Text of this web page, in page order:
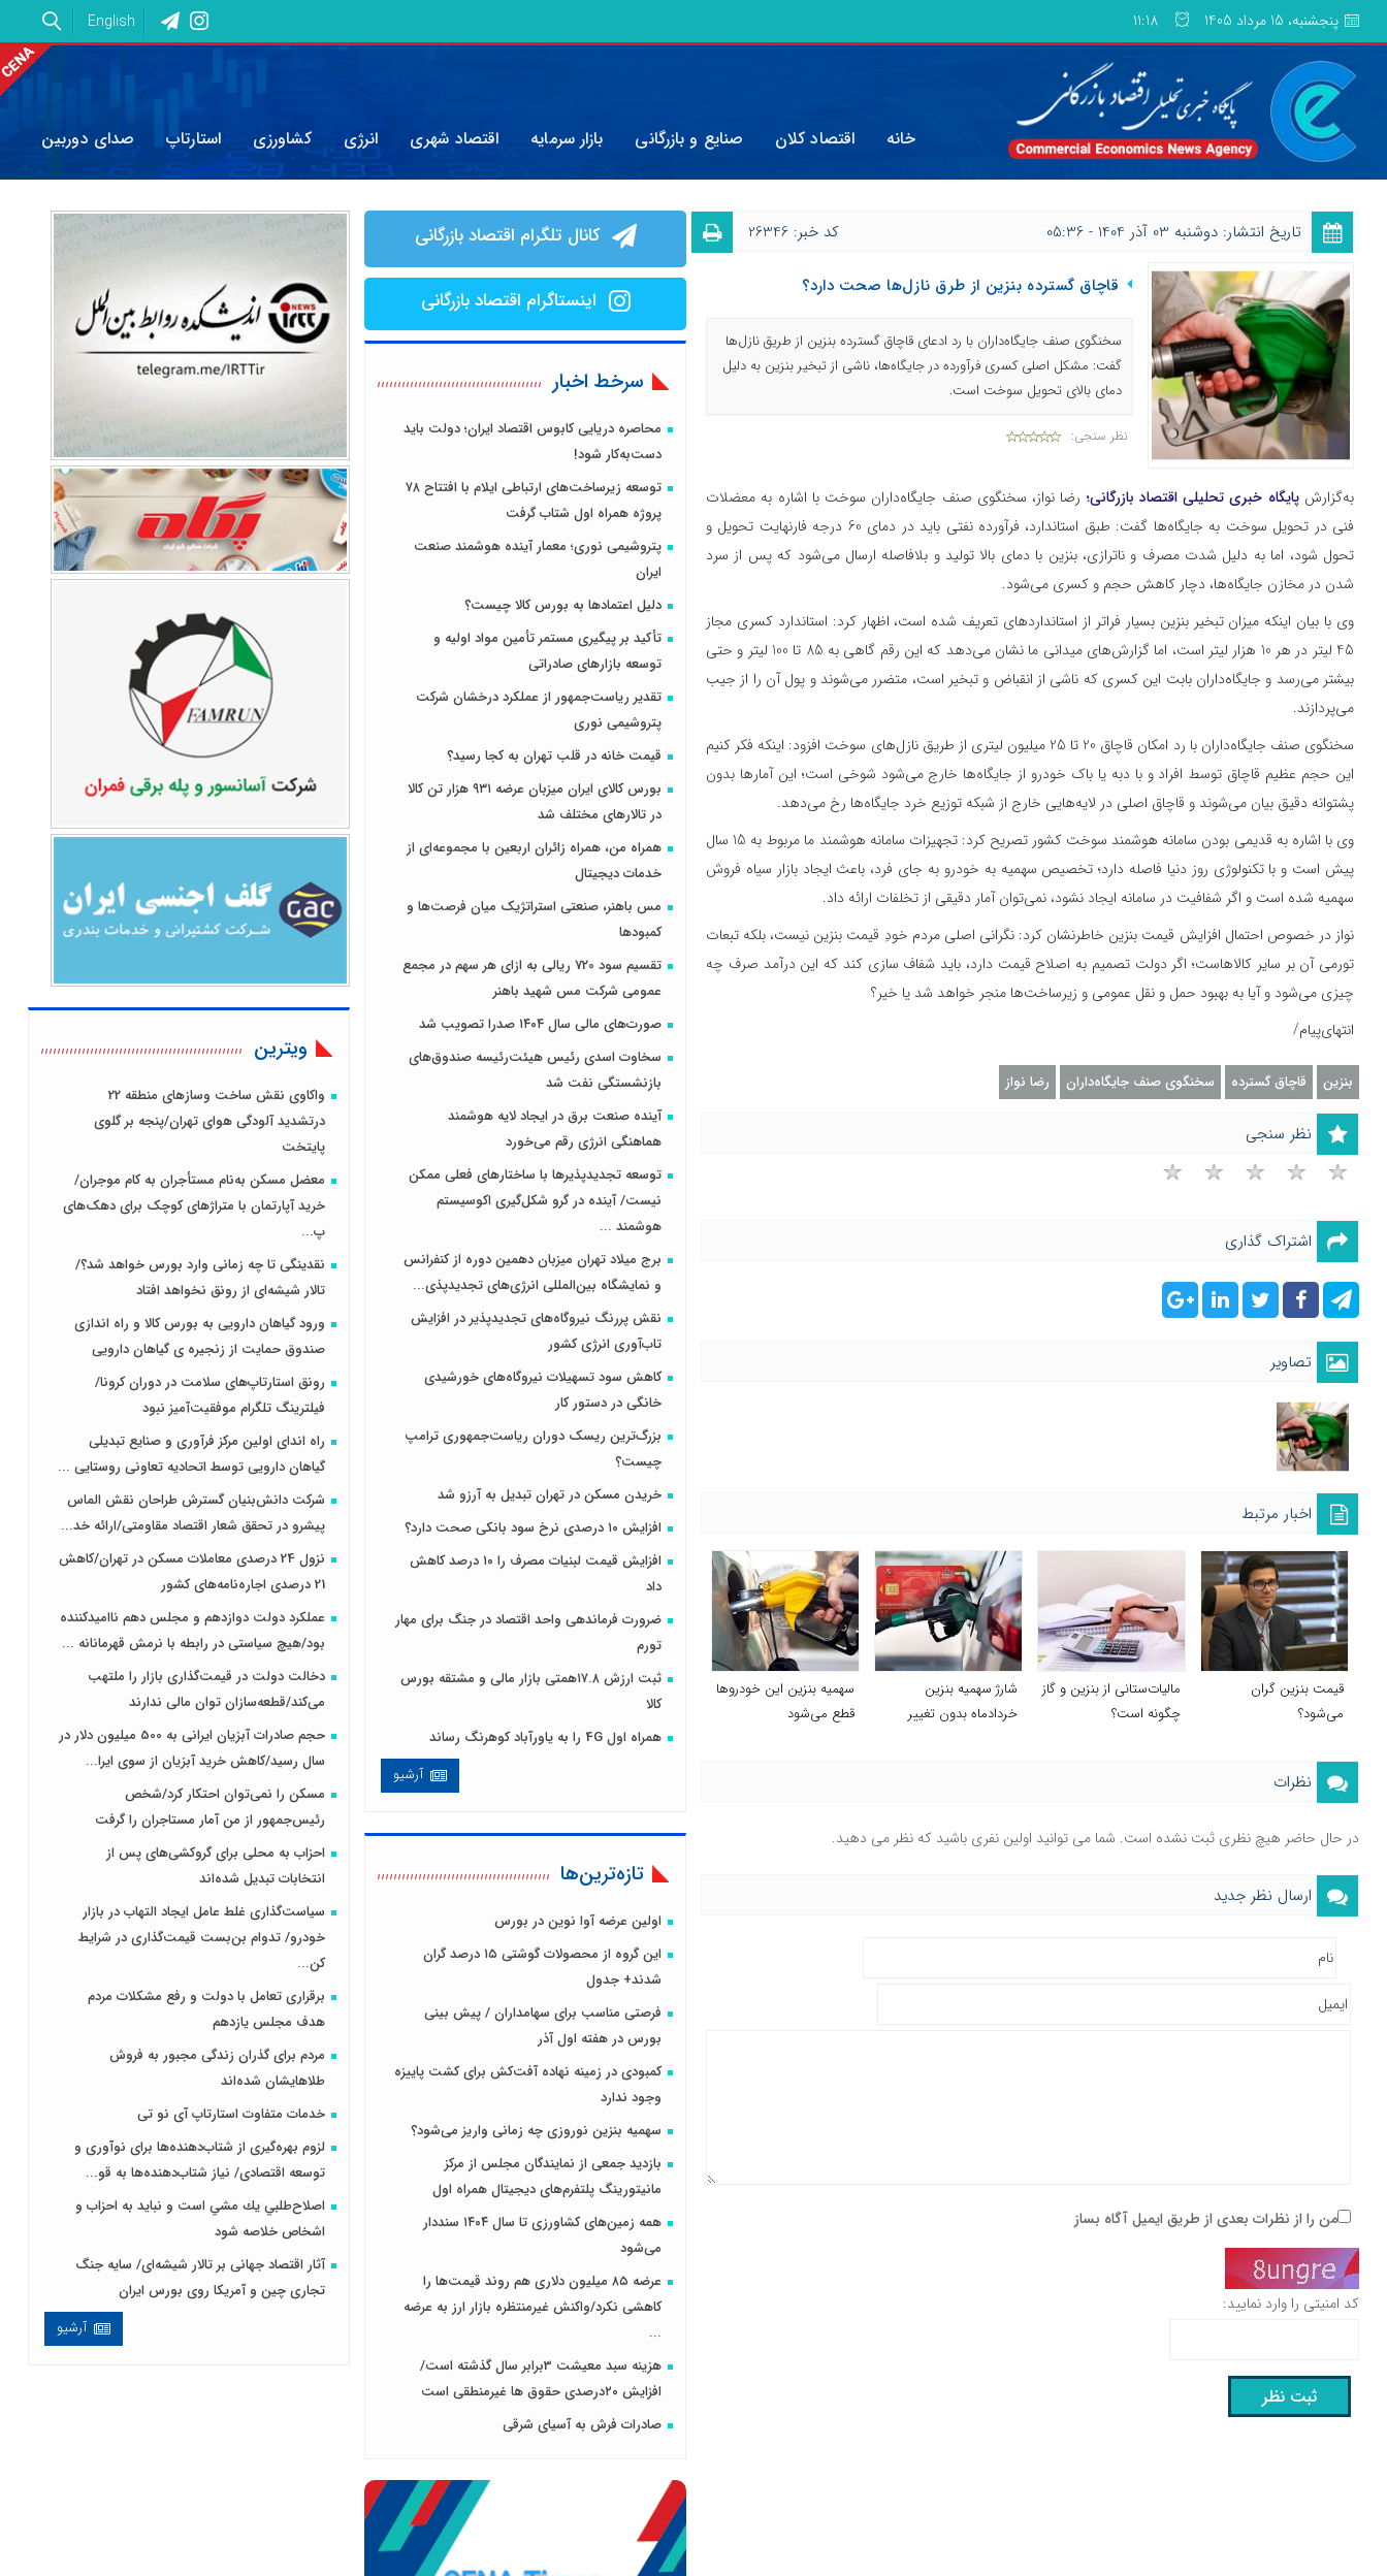
پنجشنبه، 15 مرداد 1405 11:18
English
خانه اقتصاد کلان صنایع و بازرگانی بازار سرمایه اقتصاد شهری انرژی کشاورزی استارتاپ صدای دوربین
تاریخ انتشار: دوشنبه 03 آذر 1404 - 05:36 کد خبر: 26346
قاچاق گسترده بنزین از طرق نازل‌ها صحت دارد؟
سخنگوی صنف جایگاه‌داران با رد ادعای قاچاق گسترده بنزین از طریق نازل‌ها
گفت: مشکل اصلی کسری فرآورده در جایگاه‌ها، ناشی از تبخیر بنزین به دلیل
دمای بالای تحویل سوخت است.
نظر سنجی:
به‌گزارش پایگاه خبری تحلیلی اقتصاد بازرگانی؛ رضا نواز، سخنگوی صنف جایگاه‌داران سوخت با اشاره به معضلات
فنی در تحویل سوخت به جایگاه‌ها گفت: طبق استاندارد، فرآورده نفتی باید در دمای 60 درجه فارنهایت تحویل و
تحول شود، اما به دلیل شدت مصرف و ناترازی، بنزین با دمای بالا تولید و بلافاصله ارسال می‌شود که پس از سرد
شدن در مخازن جایگاه‌ها، دچار کاهش حجم و کسری می‌شود.
وی با بیان اینکه میزان تبخیر بنزین بسیار فراتر از استانداردهای تعریف شده است، اظهار کرد: استاندارد کسری مجاز
45 لیتر در هر 10 هزار لیتر است، اما گزارش‌های میدانی ما نشان می‌دهد که این رقم گاهی به 85 تا 100 لیتر و حتی
بیشتر می‌رسد و جایگاه‌داران بابت این کسری که ناشی از انقباض و تبخیر است، متضرر می‌شوند و پول آن را از جیب
می‌پردازند.
سخنگوی صنف جایگاه‌داران با رد امکان قاچاق 20 تا 25 میلیون لیتری از طریق نازل‌های سوخت افزود: اینکه فکر کنیم
این حجم عظیم قاچاق توسط افراد و با دبه یا باک خودرو از جایگاه‌ها خارج می‌شود شوخی است؛ این آمارها بدون
پشتوانه دقیق بیان می‌شوند و قاچاق اصلی در لایه‌هایی خارج از شبکه توزیع خرد جایگاه‌ها رخ می‌دهد.
وی با اشاره به قدیمی بودن سامانه هوشمند سوخت کشور تصریح کرد: تجهیزات سامانه هوشمند ما مربوط به 15 سال
پیش است و با تکنولوژی روز دنیا فاصله دارد؛ تخصیص سهمیه به خودرو به جای فرد، باعث ایجاد بازار سیاه فروش
سهمیه شده است و اگر شفافیت در سامانه ایجاد نشود، نمی‌توان آمار دقیقی از تخلفات ارائه داد.
نواز در خصوص احتمال افزایش قیمت بنزین خاطرنشان کرد: نگرانی اصلی مردم خودِ قیمت بنزین نیست، بلکه تبعات
تورمی آن بر سایر کالاهاست؛ اگر دولت تصمیم به اصلاح قیمت دارد، باید شفاف سازی کند که این درآمد صرف چه
چیزی می‌شود و آیا به بهبود حمل و نقل عمومی و زیرساخت‌ها منجر خواهد شد یا خیر؟
انتهای‌پیام/
بنزین قاچاق گسترده سخنگوی صنف جایگاه‌داران رضا نواز
نظر سنجی
اشتراک گذاری
تصاویر
اخبار مرتبط
قیمت بنزین گران
می‌شود؟
مالیات‌ستانی از بنزین و گاز
چگونه است؟
شارژ سهمیه بنزین
خردادماه بدون تغییر
سهمیه بنزین این خودرو‌ها
قطع می‌شود
نظرات
در حال حاضر هیچ نظری ثبت نشده است. شما می توانید اولین نفری باشید که نظر می دهید.
ارسال نظر جدید
من را از نظرات بعدی از طریق ایمیل آگاه بساز
کد امنیتی را وارد نمایید:
کانال تلگرام اقتصاد بازرگانی
اینستاگرام اقتصاد بازرگانی
سرخط اخبار
محاصره دریایی کابوس اقتصاد ایران؛ دولت باید
دست‌به‌کار شود!
توسعه زیرساخت‌های ارتباطی ایلام با افتتاح ۷۸
پروژه همراه اول شتاب گرفت
پتروشیمی نوری؛ معمار آینده هوشمند صنعت
ایران
دلیل اعتمادها به بورس کالا چیست؟
تأکید بر پیگیری مستمر تأمین مواد اولیه و
توسعه بازارهای صادراتی
تقدیر ریاست‌جمهور از عملکرد درخشان شرکت
پتروشیمی نوری
قیمت خانه در قلب تهران به کجا رسید؟
بورس کالای ایران میزبان عرضه ۹۳۱ هزار تن کالا
در تالارهای مختلف شد
همراه من، همراه زائران اربعین با مجموعه‌ای از
خدمات دیجیتال
مس باهنر، صنعتی استراتژیک میان فرصت‌ها و
کمبودها
تقسیم سود 720 ریالی به ازای هر سهم در مجمع
عمومی شرکت مس شهید باهنر
صورت‌های مالی سال ۱۴۰۴ صدرا تصویب شد
سخاوت اسدی رئیس هیئت‌رئیسه صندوق‌های
بازنشستگی نفت شد
آینده صنعت برق در ایجاد لایه هوشمند
هماهنگی انرژی رقم می‌خورد
توسعه تجدیدپذیرها با ساختارهای فعلی ممکن
نیست/ آینده در گرو شکل‌گیری اکوسیستم
هوشمند ...
برج میلاد تهران میزبان دهمین دوره از کنفرانس
و نمایشگاه بین‌المللی انرژی‌های تجدیدپذی...
نقش پررنگ نیروگاه‌های تجدیدپذیر در افزایش
تاب‌آوری انرژی کشور
کاهش سود تسهیلات نیروگاه‌های خورشیدی
خانگی در دستور کار
بزرگ‌ترین ریسک دوران ریاست‌جمهوری ترامپ
چیست؟
خریدن مسکن در تهران تبدیل به آرزو شد
افزایش ۱۰ درصدی نرخ سود بانکی صحت دارد؟
افزایش قیمت لبنیات مصرف را ۱۰ درصد کاهش
داد
ضرورت فرماندهی واحد اقتصاد در جنگ برای مهار
تورم
ثبت ارزش ۱۷.۸همتی بازار مالی و مشتقه بورس
کالا
همراه اول 4G را به یاورآباد کوهرنگ رساند
آرشیو
تازه‌ترین‌ها
اولین عرضه آوا نوین در بورس
این گروه از محصولات گوشتی ۱۵ درصد گران
شدند+ جدول
فرصتی مناسب برای سهامداران / پیش بینی
بورس در هفته اول آذر
کمبودی در زمینه نهاده آفت‌کش برای کشت پاییزه
وجود ندارد
سهمیه بنزین نوروزی چه زمانی واریز می‌شود؟
بازدید جمعی از نمایندگان مجلس از مرکز
مانیتورینگ پلتفرم‌های دیجیتال همراه اول
همه زمین‌های کشاورزی تا سال ۱۴۰۴ سنددار
می‌شود
عرضه ۸۵ میلیون دلاری هم روند قیمت‌ها را
کاهشی نکرد/واکنش غیرمنتظره بازار ارز به عرضه
...
هزینه سبد معیشت 3برابر سال گذشته است/
افزایش ۲۰درصدی حقوق ها غیرمنطقی است​
صادرات فرش به آسیای شرقی
ویترین
واکاوی نقش ساخت وسازهای منطقه 22
درتشدید آلودگی هوای تهران/پنجه بر گلوی
پایتخت
معضل مسکن به‌نام مستأجران به کام موجران/
خرید آپارتمان با متراژهای کوچک برای دهک‌های
پ...
نقدینگی تا چه زمانی وارد بورس خواهد شد؟/
تالار شیشه‌ای از رونق نخواهد افتاد
ورود گیاهان دارویی به بورس کالا و راه اندازی
صندوق حمایت از زنجیره ی گیاهان دارویی
رونق استارتاپ‌های سلامت در دوران کرونا/
فیلترینگ تلگرام موفقیت‌آمیز نبود
راه اندای اولین مرکز فرآوری و صنایع تبدیلی
گیاهان دارویی توسط اتحادیه تعاونی روستایی ...
شرکت دانش‌بنیان گسترش طراحان‌‌ ‌نقش‌ الماس
پیشرو در تحقق شعار اقتصاد مقاومتی/ارائه خد...
نزول 24 درصدی معاملات مسکن در تهران/کاهش
21 درصدی اجاره‌نامه‌های کشور
عملکرد دولت دوازدهم و مجلس دهم ناامیدکننده
بود/هیچ سیاستی در رابطه با نرمش قهرمانانه ...
دخالت دولت در قیمت‌گذاری بازار را ملتهب
می‌کند/قطعه‌سازان توان مالی ندارند
حجم صادرات آبزیان ایرانی به 500 میلیون دلار در
سال رسید/کاهش خرید آبزیان از سوی ایرا...
مسکن را نمی‌توان احتکار کرد/شخص
رئیس‌جمهور از من آمار مستاجران را گرفت
احزاب به محلی برای گروکشی‌های پس از
انتخابات تبدیل شده‌اند
سیاست‌گذاری غلط عامل ایجاد التهاب در بازار
خودرو/ تدوام بن‌بست قیمت‌گذاری در شرایط
کن...
برقراری تعامل با دولت و رفع مشکلات مردم
هدف مجلس‌ یازدهم
مردم برای گذران زندگی مجبور به فروش
طلاهایشان شده‌اند
خدمات متفاوت استارتاپ آی نو تی
لزوم بهره‌گیری از شتاب‌دهنده‌ها برای نوآوری و
توسعه اقتصادی/ نیاز شتاب‌دهنده‌ها به قو...
اصلاح‌طلبي يك مشي است و نبايد به احزاب و
اشخاص خلاصه شود
آثار اقتصاد جهانی بر تالار شیشه‌ای/ سایه جنگ
تجاری چین و آمریکا روی بورس ایران
آرشیو